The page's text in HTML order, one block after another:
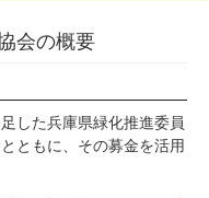
会の概要
した兵庫県緑化推進委員
ともに、その募金を活用